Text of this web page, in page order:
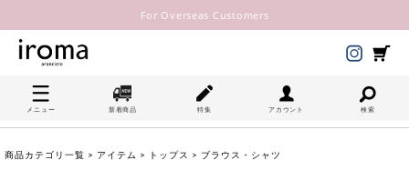
For Overseas Customers
メニュー 新着商品 特集 アカウント 検索
商品カテゴリ一覧 > アイテム > トップス > ブラウス・シャツ